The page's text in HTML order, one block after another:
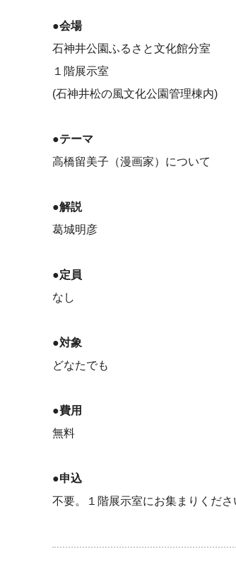
●会場
石神井公園ふるさと文化館分室
１階展示室
(石神井松の風文化公園管理棟内)
●テーマ
高橋留美子（漫画家）について
●解説
葛城明彦
●定員
なし
●対象
どなたでも
●費用
無料
●申込
不要。１階展示室にお集まりくださ